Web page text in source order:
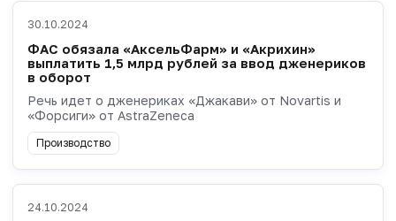
30.10.2024
ФАС обязала «АксельФарм» и «Акрихин»
выплатить 1,5 млрд рублей за ввод дженериков
в оборот
Речь идет о дженериках «Джакави» от Novartis и
«Форсиги» от AstraZeneca
Производство
24.10.2024